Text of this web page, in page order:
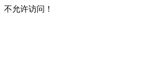
不允许访问！